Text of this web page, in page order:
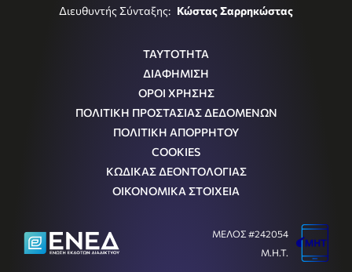
Διευθυντής Σύνταξης: Κώστας Σαρρηκώστας
ΤΑΥΤΟΤΗΤΑ
ΔΙΑΦΗΜΙΣΗ
ΟΡΟΙ ΧΡΗΣΗΣ
ΠΟΛΙΤΙΚΗ ΠΡΟΣΤΑΣΙΑΣ ΔΕΔΟΜΕΝΩΝ
ΠΟΛΙΤΙΚΗ ΑΠΟΡΡΗΤΟΥ
COOKIES
ΚΩΔΙΚΑΣ ΔΕΟΝΤΟΛΟΓΙΑΣ
ΟΙΚΟΝΟΜΙΚΑ ΣΤΟΙΧΕΙΑ
ΜΕΛΟΣ #242054
Μ.Η.Τ.